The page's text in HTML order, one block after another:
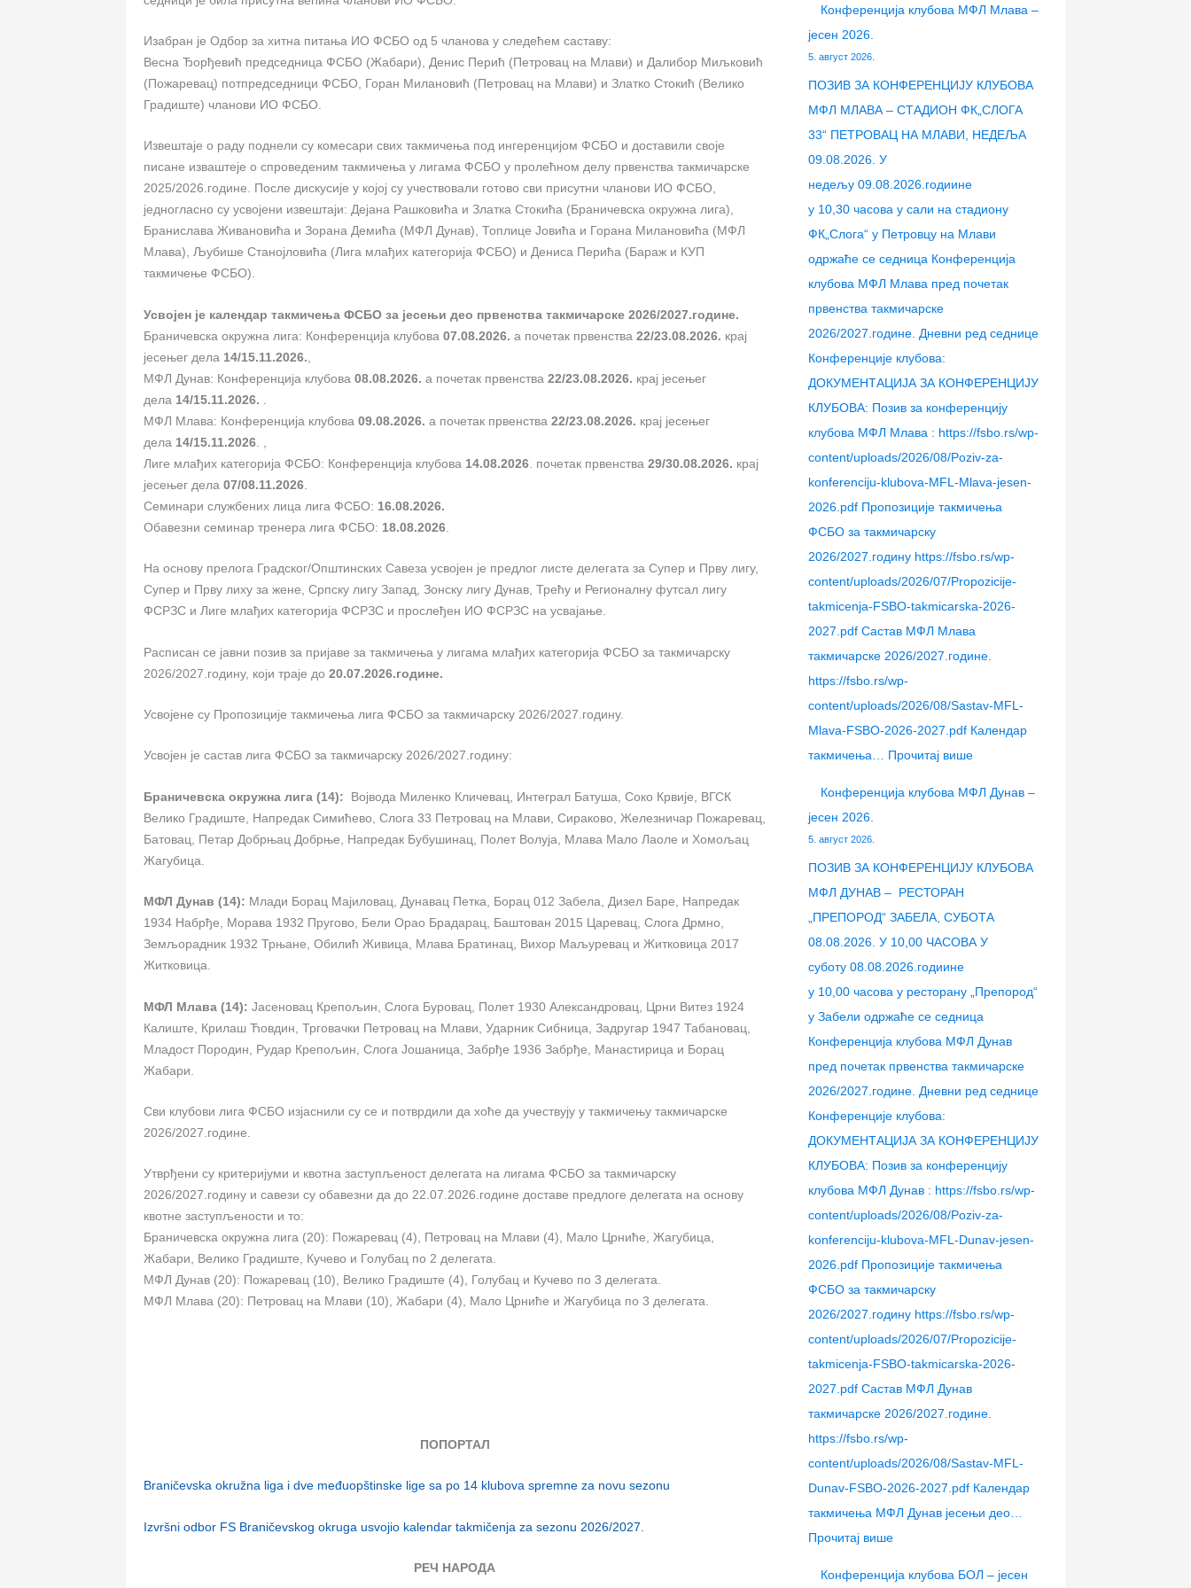
Изабран је Одбор за хитна питања ИО ФСБО од 5 чланова у следећем саставу:
Весна Ђорђевић председница ФСБО (Жабари), Денис Перић (Петровац на Млави) и Далибор Миљковић
(Пожаревац) потпредседници ФСБО, Горан Милановић (Петровац на Млави) и Златко Стокић (Велико
Градиште) чланови ИО ФСБО.
Извештаје о раду поднели су комесари свих такмичења под ингеренцијом ФСБО и доставили своје
писане изваштеје о спроведеним такмичења у лигама ФСБО у пролећном делу првенства такмичарске
2025/2026.године. После дискусије у којој су учествовали готово сви присутни чланови ИО ФСБО,
једногласно су усвојени извештаји: Дејана Рашковића и Златка Стокића (Браничевска окружна лига),
Бранислава Живановића и Зорана Демића (МФЛ Дунав), Топлице Јовића и Горана Милановића (МФЛ
Млава), Љубише Станојловића (Лига млађих категорија ФСБО) и Дениса Перића (Бараж и КУП
такмичење ФСБО).
Усвојен је календар такмичења ФСБО за јесењи део првенства такмичарске 2026/2027.године.
Браничевска окружна лига: Конференција клубова 07.08.2026. а почетак првенства 22/23.08.2026. крај
јесењег дела 14/15.11.2026.
МФЛ Дунав: Конференција клубова 08.08.2026. а почетак првенства 22/23.08.2026. крај јесењег
дела 14/15.11.2026.
МФЛ Млава: Конференција клубова 09.08.2026. а почетак првенства 22/23.08.2026. крај јесењег
дела 14/15.11.2026
Лиге млађих категорија ФСБО: Конференција клубова 14.08.2026 . почетак првенства 29/30.08.2026. крај
јесењег дела 07/08.11.2026
Семинари службених лица лига ФСБО: 16.08.2026.
Обавезни семинар тренера лига ФСБО: 18.08.2026
На основу прелога Градског/Општинских Савеза усвојен је предлог листе делегата за Супер и Прву лигу,
Супер и Прву лиху за жене, Српску лигу Запад, Зонску лигу Дунав, Трећу и Регионалну футсал лигу
ФСРЗС и Лиге млађих категорија ФСРЗС и прослеђен ИО ФСРЗС на усвајање.
Расписан се јавни позив за пријаве за такмичења у лигама млађих категорија ФСБО за такмичарску
2026/2027.годину, који траје до 20.07.2026.године.
Усвојене су Пропозиције такмичења лига ФСБО за такмичарску 2026/2027.годину.
Усвојен је састав лига ФСБО за такмичарску 2026/2027.годину:
Браничевска окружна лига (14): Војвода Миленко Кличевац, Интеграл Батуша, Соко Крвије, ВГСК
Велико Градиште, Напредак Симићево, Слога 33 Петровац на Млави, Сираково, Железничар Пожаревац,
Батовац, Петар Добрњац Добрње, Напредак Бубушинац, Полет Волуја, Млава Мало Лаоле и Хомољац
Жагубица.
МФЛ Дунав (14): Млади Борац Мајиловац, Дунавац Петка, Борац 012 Забела, Дизел Баре, Напредак
1934 Набрђе, Морава 1932 Пругово, Бели Орао Брадарац, Баштован 2015 Царевац, Слога Дрмно,
Земљорадник 1932 Трњане, Обилић Живица, Млава Братинац, Вихор Маљуревац и Житковица 2017
Житковица.
МФЛ Млава (14): Јасеновац Крепољин, Слога Буровац, Полет 1930 Александровац, Црни Витез 1924
Калиште, Крилаш Ћовдин, Трговачки Петровац на Млави, Ударник Сибница, Задругар 1947 Табановац,
Младост Породин, Рудар Крепољин, Слога Јошаница, Забрђе 1936 Забрђе, Манастирица и Борац
Жабари.
Сви клубови лига ФСБО изјаснили су се и потврдили да хоће да учествују у такмичењу такмичарске
2026/2027.године.
Утврђени су критеријуми и квотна заступљеност делегата на лигама ФСБО за такмичарску
2026/2027.годину и савези су обавезни да до 22.07.2026.године доставе предлоге делегата на основу
квотне заступљености и то:
Браничевска окружна лига (20): Пожаревац (4), Петровац на Млави (4), Мало Црниће, Жагубица,
Жабари, Велико Градиште, Кучево и Голубац по 2 делегата.
МФЛ Дунав (20): Пожаревац (10), Велико Градиште (4), Голубац и Кучево по 3 делегата.
МФЛ Млава (20): Петровац на Млави (10), Жабари (4), Мало Црниће и Жагубица по 3 делегата.
ПОПОРТАЛ
Braničevska okružna liga i dve međuopštinske lige sa po 14 klubova spremne za novu sezonu
Izvršni odbor FS Braničevskog okruga usvojio kalendar takmičenja za sezonu 2026/2027.
РЕЧ НАРОДА
а
г
а
з
а
:
Конференција клубова МФЛ Млава –
јесен 2026.
5. август 2026.
ПОЗИВ ЗА КОНФЕРЕНЦИЈУ КЛУБОВА
МФЛ МЛАВА – СТАДИОН ФК„СЛОГА
33“ ПЕТРОВАЦ НА МЛАВИ, НЕДЕЉА
09.08.2026. У
недељу 09.08.2026.годиине
у 10,30 часова у сали на стадиону
ФК„Слога“ у Петровцу на Млави
одржаће се седница Конференција
клубова МФЛ Млава пред почетак
првенства такмичарске
2026/2027.године. Дневни ред седнице
Конференције клубова:
ДОКУМЕНТАЦИЈА ЗА КОНФЕРЕНЦИЈУ
КЛУБОВА: Позив за конференцију
клубова МФЛ Млава : https://fsbo.rs/wp-
content/uploads/2026/08/Poziv-za-
konferenciju-klubova-MFL-Mlava-jesen-
2026.pdf Пропозиције такмичења
ФСБО за такмичарску
2026/2027.годину https://fsbo.rs/wp-
content/uploads/2026/07/Propozicije-
takmicenja-FSBO-takmicarska-2026-
2027.pdf Састав МФЛ Млава
такмичарске 2026/2027.године.
https://fsbo.rs/wp-
content/uploads/2026/08/Sastav-MFL-
Mlava-FSBO-2026-2027.pdf Календар
такмичења… Прочитај више
е
и
ј
а
Л
л
а
0
2
Конференција клубова МФЛ Дунав –
јесен 2026.
5. август 2026.
ПОЗИВ ЗА КОНФЕРЕНЦИЈУ КЛУБОВА
МФЛ ДУНАВ – РЕСТОРАН
„ПРЕПОРОД“ ЗАБЕЛА, СУБОТА
08.08.2026. У 10,00 ЧАСОВА У
суботу 08.08.2026.годиине
у 10,00 часова у ресторану „Препород“
у Забели одржаће се седница
Конференција клубова МФЛ Дунав
пред почетак првенства такмичарске
2026/2027.године. Дневни ред седнице
Конференције клубова:
ДОКУМЕНТАЦИЈА ЗА КОНФЕРЕНЦИЈУ
КЛУБОВА: Позив за конференцију
клубова МФЛ Дунав : https://fsbo.rs/wp-
content/uploads/2026/08/Poziv-za-
konferenciju-klubova-MFL-Dunav-jesen-
2026.pdf Пропозиције такмичења
ФСБО за такмичарску
2026/2027.годину https://fsbo.rs/wp-
content/uploads/2026/07/Propozicije-
takmicenja-FSBO-takmicarska-2026-
2027.pdf Састав МФЛ Дунав
такмичарске 2026/2027.године.
https://fsbo.rs/wp-
content/uploads/2026/08/Sastav-MFL-
Dunav-FSBO-2026-2027.pdf Календар
такмичења МФЛ Дунав јесењи део…
Прочитај више
е
и
а
л
в
Л
у
а
с
н
2
6
Конференција клубова БОЛ – јесен
н
ц
и
а
к
у
Б
Л
–
н
2
2
с
т
р
е
е
е
Ф
“
и
е
л
о
2
2
и
ј
е
г
а
Ф
С
Р
–
3
.
6